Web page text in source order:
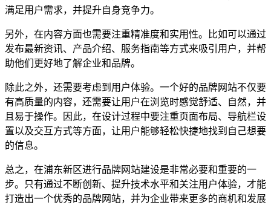
满足用户需求，并提升自身竞争力。
另外，在内容方面也需要注重精准度和实用性。比如可以通过
发布最新资讯、产品介绍、服务指南等方式来吸引用户，并帮
助他们更好地了解企业和品牌。
除此之外，还需要考虑到用户体验。一个好的品牌网站不仅要
有高质量的内容，还需要让用户在浏览时感觉舒适、自然，并
且易于操作。因此，在设计过程中要注重页面布局、导航栏设
置以及交互方式等方面，让用户能够轻松快捷地找到自己想要
的信息。
总之，在浦东新区进行品牌网站建设是非常必要和重要的一
步。只有通过不断创新、提升技术水平和关注用户体验，才能
打造出一个优秀的品牌网站，并为企业带来更多的商机和发展